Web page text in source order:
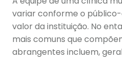
variar conforme o
valor da instituição. No
mais comuns que
abrangentes incluem,